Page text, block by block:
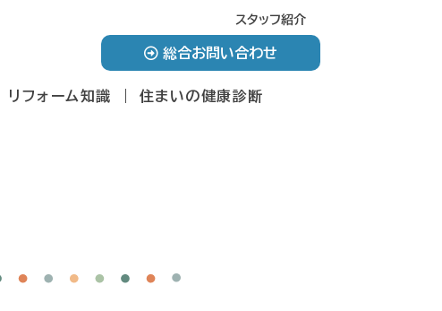
スタッフ紹介
総合お問い合わせ
リフォーム知識 住まいの健康診断